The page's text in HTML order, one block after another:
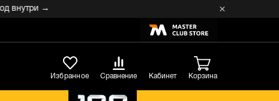
→
Избранное Сравнение Кабинет Корзина